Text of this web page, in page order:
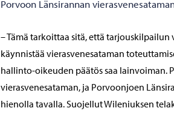
Porvoon Länsirannan
– Tämä tarkoittaa sitä, että
käynnistää vierasvenesataman
hallinto-oikeuden päätös saa lainvoiman.
vierasvenesataman, ja Porvoonjoen
hienolla tavalla. Suojellut Wileniuksen